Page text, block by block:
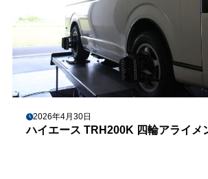
2026年4月30日
ハイエース TRH200K 四輪アライメ